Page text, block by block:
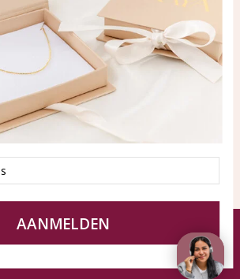
KAYA Sieraden
About
test
Tips en Advies
Duurzaamheid
webshop - a beautiful memory
Disclaimer Privacy policy Sitemap
AANMELDEN